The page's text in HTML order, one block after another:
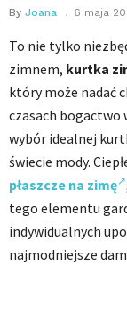
By Joana 6 maja
To nie tylko
zimnem, kurtka
który może nadać
czasach bogactwo
wybór idealnej
świecie mody.
płaszcze na zimę
tego elementu
indywidualnych
najmodniejsze